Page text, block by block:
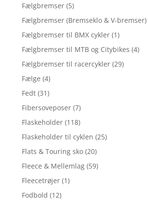
Fælgbremser (5)
Fælgbremser (Bremseklo & V-bremser)
Fælgbremser til BMX cykler (1)
Fælgbremser til MTB og Citybikes (4)
Fælgbremser til racercykler (29)
Fælge (4)
Fedt (31)
Fibersoveposer (7)
Flaskeholder (118)
Flaskeholder til cyklen (25)
Flats & Touring sko (20)
Fleece & Mellemlag (59)
Fleecetrøjer (1)
Fodbold (12)